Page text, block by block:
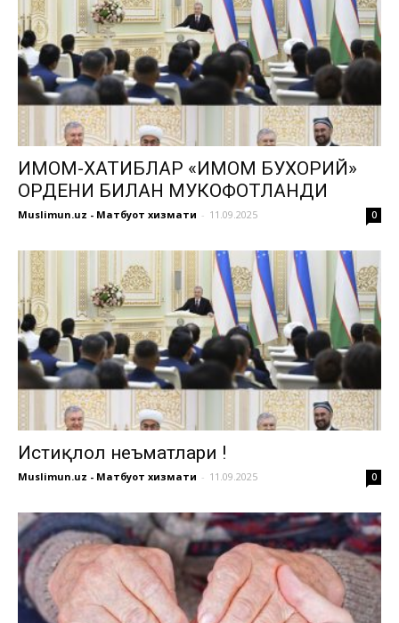
ИМОМ-ХАТИБЛАР «ИМОМ БУХОРИЙ»
ОРДЕНИ БИЛАН МУКОФОТЛАНДИ
Muslimun.uz - Матбуот хизмати - 11.09.2025 0
Истиқлол неъматлари !
Muslimun.uz - Матбуот хизмати - 11.09.2025 0